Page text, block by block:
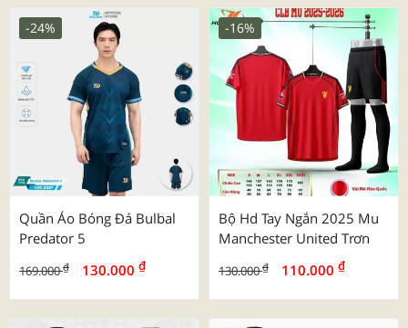
Quần Áo Bóng Đá Bulbal
Predator 5
169.000₫ 130.000 ₫
-24%
Bộ Hd Tay Ngắn 2025 Mu
Manchester United Trơn
130.000₫ 110.000 ₫
-16%